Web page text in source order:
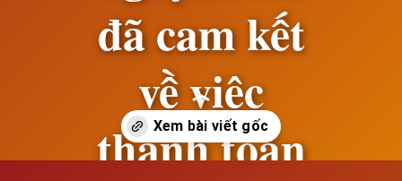
đã cam kết
về việc
thanh toán